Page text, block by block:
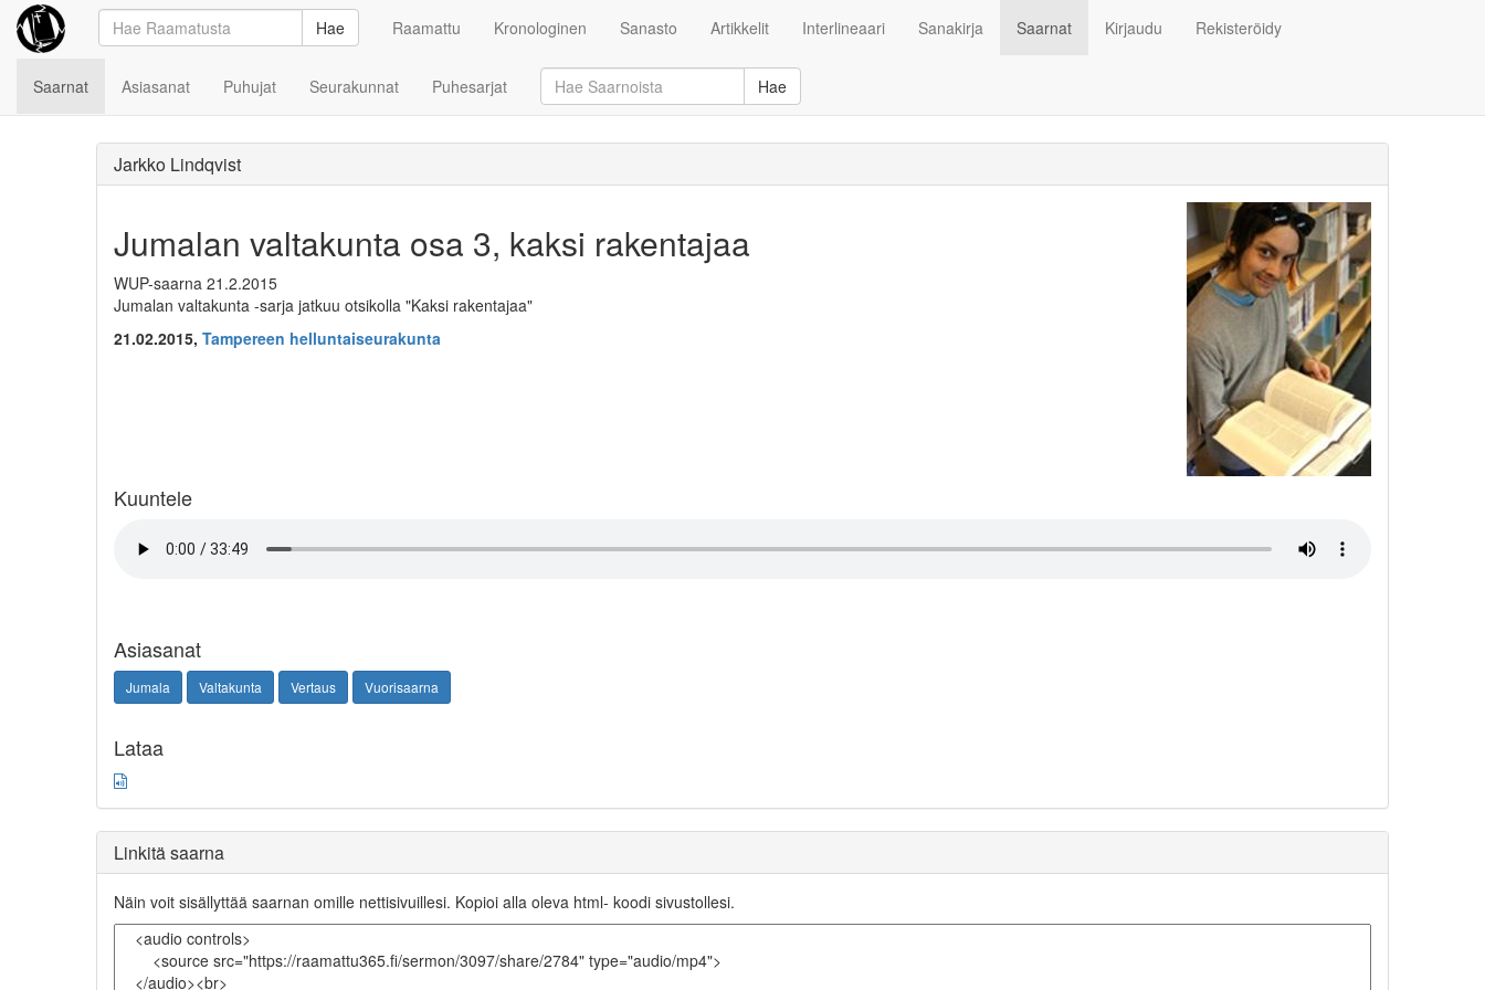
Hae Raamattu Kronologinen Sanasto Artikkelit Interlineaari Sanakirja Saarnat Kirjaudu Rekisteröidy
Saarnat Asiasanat Puhujat Seurakunnat Puhesarjat Hae
Jarkko Lindqvist
Jumalan valtakunta osa 3, kaksi rakentajaa
WUP-saarna 21.2.2015
Jumalan valtakunta -sarja jatkuu otsikolla "Kaksi rakentajaa"
21.02.2015, Tampereen helluntaiseurakunta
Kuuntele
Asiasanat
Jumala Valtakunta Vertaus Vuorisaarna
Lataa
Linkitä saarna
Näin voit sisällyttää saarnan omille nettisivuillesi. Kopioi alla oleva html- koodi sivustollesi.